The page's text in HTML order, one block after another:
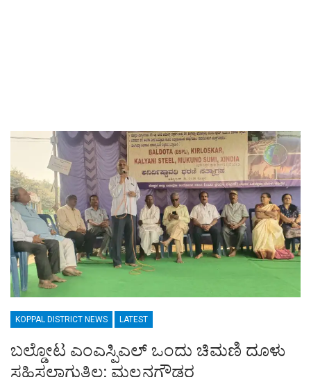
KOPPAL DISTRICT NEWS LATEST
ಬಲ್ಡೋಟ ಎಂಎಸ್ಪಿಎಲ್ ಒಂದು ಚಿಮಣಿ ದೂಳು
ಸಹಿಸಲಾಗುತ್ತಿಲ್ಲ: ಮಲ್ಲನಗೌಡರ